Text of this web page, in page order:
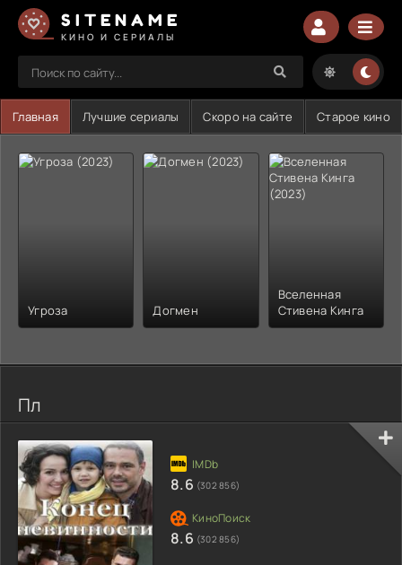
SITENAME
КИНО И СЕРИАЛЫ
Главная Лучшие сериалы Скоро на сайте Старое кино
Угроза Догмен
Вселенная
Стивена Кинга
Пл
8.6 (302 856)
8.6 (302 856)